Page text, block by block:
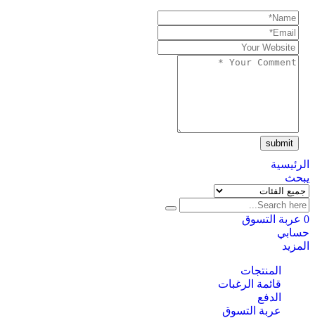
submit
الرئيسية
يبحث
0 عربة التسوق
حسابي
المزيد
المنتجات
قائمة الرغبات
الدفع
عربة التسوق